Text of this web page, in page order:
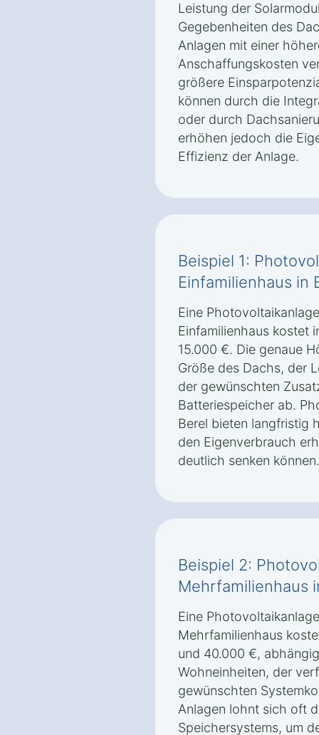
Leistung der
Gegebenheiten des
Anlagen mit einer
Anschaffungskosten
größere
können durch die
oder durch
erhöhen jedoch die
Effizienz der Anlage.
Beispiel 1:
Einfamilienhaus in
Eine
Einfamilienhaus kostet
15.000 €. Die genaue
Größe des Dachs, der
der gewünschten
Batteriespeicher ab.
Berel bieten langfristig
den Eigenverbrauch
deutlich senken können.
Beispiel 2:
Mehrfamilienhaus
Eine
Mehrfamilienhaus
und 40.000 €,
Wohneinheiten, der
gewünschten
Anlagen lohnt sich oft
Speichersystems, um